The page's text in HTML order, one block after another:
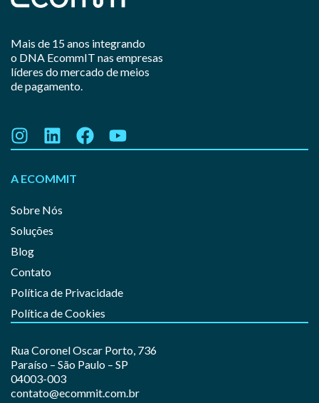
Mais de 15 anos integrando
o DNA EcommIT nas empresas
líderes do mercado de meios
de pagamento.
A ECOMMIT
Sobre Nós
Soluções
Blog
Contato
Política de Privacidade
Política de Cookies
Rua Coronel Oscar Porto, 736
Paraíso – São Paulo – SP
04003-003
contato@ecommit.com.br